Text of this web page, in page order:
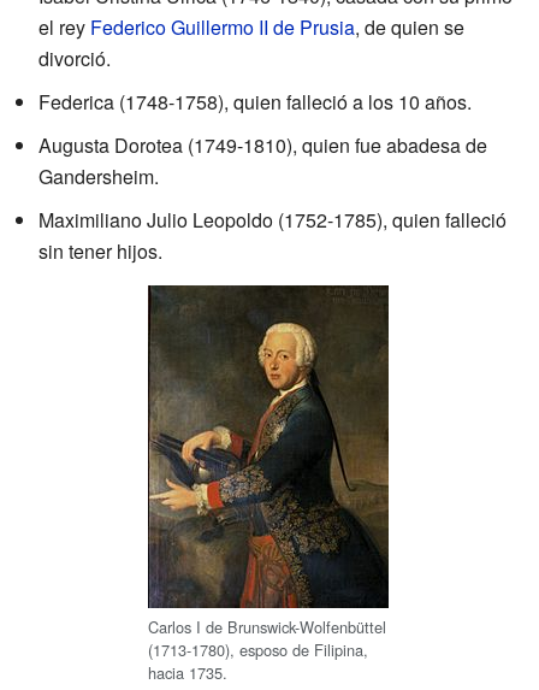
el rey Federico Guillermo II de Prusia, de quien se
divorció.
Federica (1748-1758), quien falleció a los 10 años.
Augusta Dorotea (1749-1810), quien fue abadesa de
Gandersheim.
Maximiliano Julio Leopoldo (1752-1785), quien falleció
sin tener hijos.
Carlos I de Brunswick-Wolfenbüttel
(1713-1780), esposo de Filipina,
hacia 1735.